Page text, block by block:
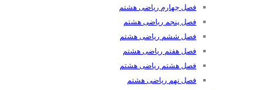
فصل چهارم ریاضی هشتم
فصل پنجم ریاضی هشتم
فصل ششم ریاضی هشتم
فصل هفتم ریاضی هشتم
فصل هشتم ریاضی هشتم
فصل نهم ریاضی هشتم